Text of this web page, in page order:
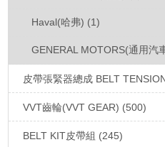
Haval(哈弗) (1)
GENERAL MOTORS(通用汽
皮帶張緊器總成 BELT
VVT齒輪(VVT GEAR) (500)
BELT KIT皮帶組 (245)